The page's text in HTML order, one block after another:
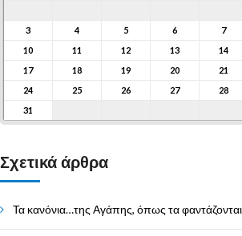
3
4 5 6 7
10
11 12 13 14
17
18 19 20 21
24
25 26 27 28
31
Σχετικά άρθρα
Τα κανόνια…της Αγάπης, όπως τα